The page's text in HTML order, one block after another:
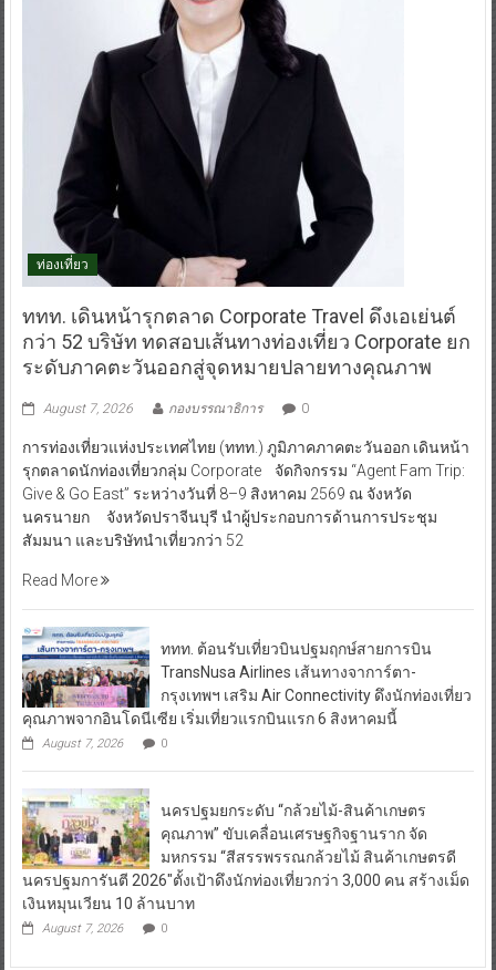
ท่องเที่ยว
ททท. เดินหน้ารุกตลาด Corporate Travel ดึงเอเย่นต์
กว่า 52 บริษัท ทดสอบเส้นทางท่องเที่ยว Corporate ยก
ระดับภาคตะวันออกสู่จุดหมายปลายทางคุณภาพ
August 7, 2026 กองบรรณาธิการ 0
การท่องเที่ยวแห่งประเทศไทย (ททท.) ภูมิภาคภาคตะวันออก เดินหน้า
รุกตลาดนักท่องเที่ยวกลุ่ม Corporate จัดกิจกรรม “Agent Fam Trip:
Give & Go East” ระหว่างวันที่ 8–9 สิงหาคม 2569 ณ จังหวัด
นครนายก จังหวัดปราจีนบุรี นำผู้ประกอบการด้านการประชุม
สัมมนา และบริษัทนำเที่ยวกว่า 52
Read More
ททท. ต้อนรับเที่ยวบินปฐมฤกษ์สายการบิน
TransNusa Airlines เส้นทางจาการ์ตา-
กรุงเทพฯ เสริม Air Connectivity ดึงนักท่องเที่ยว
คุณภาพจากอินโดนีเซีย เริ่มเที่ยวแรกบินแรก 6 สิงหาคมนี้
August 7, 2026 0
นครปฐมยกระดับ “กล้วยไม้-สินค้าเกษตร
คุณภาพ” ขับเคลื่อนเศรษฐกิจฐานราก จัด
มหกรรม “สีสรรพรรณกล้วยไม้ สินค้าเกษตรดี
นครปฐมการันตี 2026″ตั้งเป้าดึงนักท่องเที่ยวกว่า 3,000 คน สร้างเม็ด
เงินหมุนเวียน 10 ล้านบาท
August 7, 2026 0